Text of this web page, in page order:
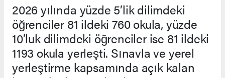
2026 yılında yüzde 5’lik dilimdeki
öğrenciler 81 ildeki 760 okula, yüzde
10’luk dilimdeki öğrenciler ise 81 ildeki
1193 okula yerleşti. Sınavla ve yerel
yerleştirme kapsamında açık kalan